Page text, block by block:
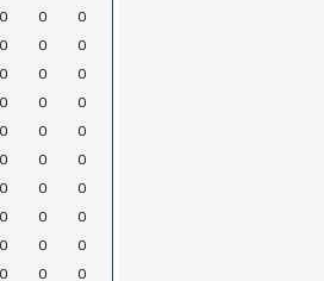
0 0
0
0 0
0
0 0
0
0 0
0
0 0
0
0 0
0
0 0
0
0 0
0
0 0
0
0 0 0